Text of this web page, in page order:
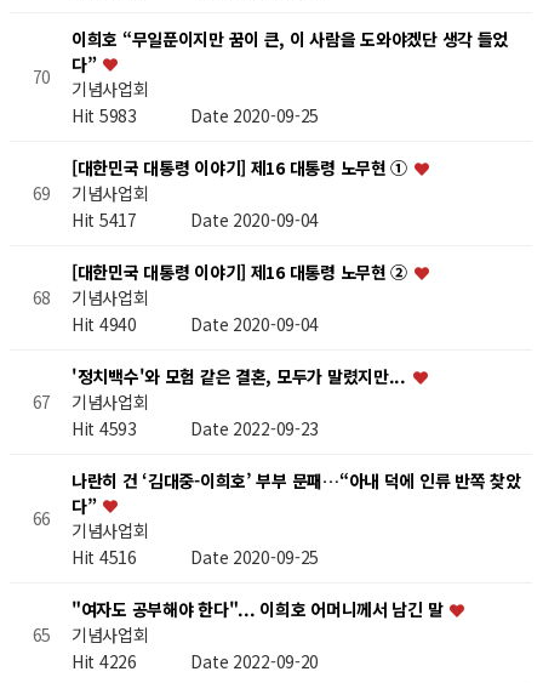
70
이희호 “무일푼이지만 꿈이 큰, 이 사람을 도와야겠단 생각 들었
다”
기념사업회
Hit 5983 Date 2020-09-25
69
[대한민국 대통령 이야기] 제16 대통령 노무현 ①
기념사업회
Hit 5417 Date 2020-09-04
68
[대한민국 대통령 이야기] 제16 대통령 노무현 ②
기념사업회
Hit 4940 Date 2020-09-04
67
'정치백수'와 모험 같은 결혼, 모두가 말렸지만...
기념사업회
Hit 4593 Date 2022-09-23
66
나란히 건 ‘김대중-이희호’ 부부 문패…“아내 덕에 인류 반쪽 찾았
다”
기념사업회
Hit 4516 Date 2020-09-25
65
"여자도 공부해야 한다"... 이희호 어머니께서 남긴 말
기념사업회
Hit 4226 Date 2022-09-20